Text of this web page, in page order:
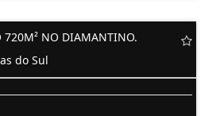
720M² NO DIAMANTINO.
do Sul